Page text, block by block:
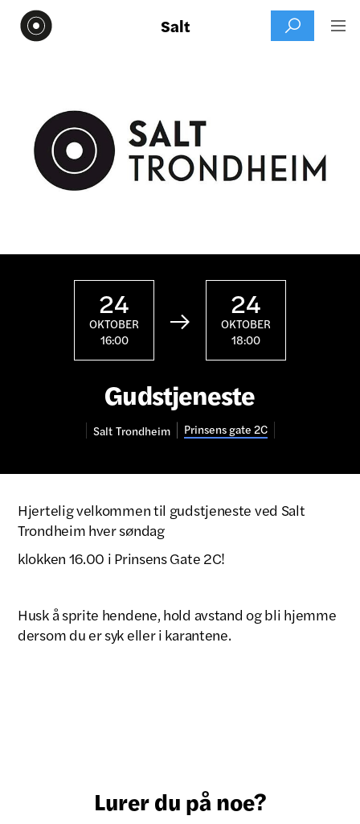
Salt  
24
OKTOBER
16:00

24
OKTOBER
18:00
Gudstjeneste
Salt Trondheim Prinsens gate 2C
Hjertelig velkommen til gudstjeneste ved Salt
Trondheim hver søndag
klokken 16.00 i Prinsens Gate 2C!
Husk å sprite hendene, hold avstand og bli hjemme
dersom du er syk eller i karantene.
Lurer du på noe?